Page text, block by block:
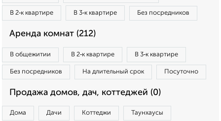
В 2‑к квартире В 3‑к квартире Без посредников
Аренда комнат (212)
В общежитии В 2‑к квартире В 3‑к квартире
Без посредников На длительный срок Посуточно
Продажа домов, дач, коттеджей (0)
Дома Дачи Коттеджи Таунхаусы